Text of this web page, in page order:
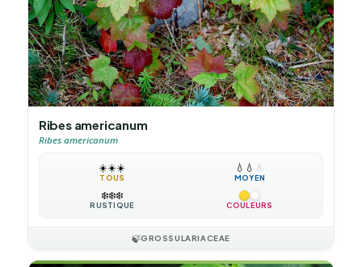
Ribes americanum
Ribes americanum
☀️☀️☀️
TOUS
💧 💧 💧
MOYEN
❄️❄️❄️
RUSTIQUE COULEURS
🍃GROSSULARIACEAE